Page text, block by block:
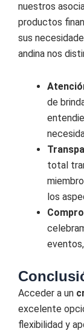
nuestros
productos
sus
andina nos
de
total
los
Acceder a un
excelente
flexibilidad y